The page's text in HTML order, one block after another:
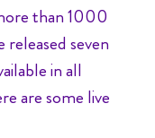
than 1000
seven
in all
are some live